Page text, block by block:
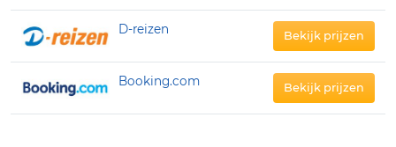
D-reizen Bekijk prijzen
Booking.com Bekijk prijzen